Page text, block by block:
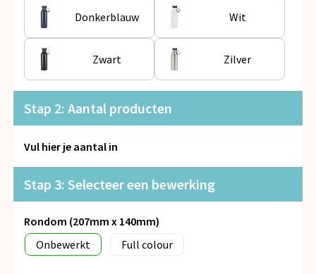
Snoepgoed
Spellen voor binnen en buiten
Veiligheid, Auto en Fiets
Vrije tijd en Strand
Donkerblauw Wit
Zwart Zilver
Stap 2: Aantal producten
Vul hier je aantal in
Stap 3: Selecteer een bewerking
Rondom (207mm x 140mm)
Onbewerkt
Full colour